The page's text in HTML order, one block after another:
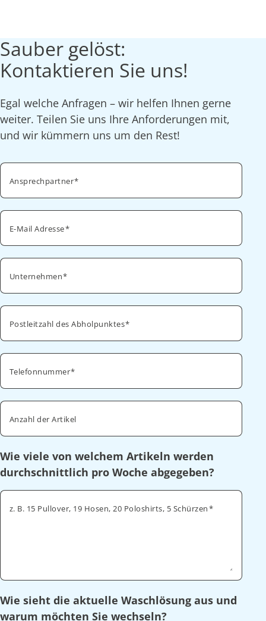
Sauber gelöst:
Kontaktieren Sie uns!
Egal welche Anfragen – wir helfen Ihnen gerne
weiter. Teilen Sie uns Ihre Anforderungen mit,
und wir kümmern uns um den Rest!
Ansprechpartner
E-Mail Adresse
Unternehmen
Postleitzahl des Abholpunktes
Telefonnummer
Anzahl der Artikel
Wie viele von welchem Artikeln werden
durchschnittlich pro Woche abgegeben?
z. B. 15 Pullover, 19 Hosen, 20 Poloshirts, 5 Schürzen
Wie sieht die aktuelle Waschlösung aus und
warum möchten Sie wechseln?